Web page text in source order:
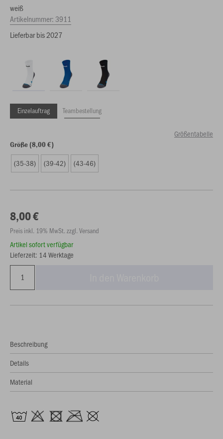
weiß
Artikelnummer:3911
Lieferbar bis 2027
Einzelauftrag Teambestellung
Größentabelle
Größe (8,00 €)
(35-38) (39-42) (43-46)
8,00 €
Preis inkl. 19% MwSt. zzgl. Versand
Artikel sofort verfügbar
Lieferzeit: 14 Werktage
Beschreibung
Details
Material